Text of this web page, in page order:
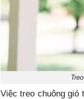
Việc treo chuông